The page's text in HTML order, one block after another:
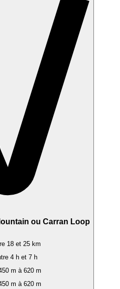
ou Carran Loop
18 et 25 km
4 h et 7 h
m à 620 m
m à 620 m